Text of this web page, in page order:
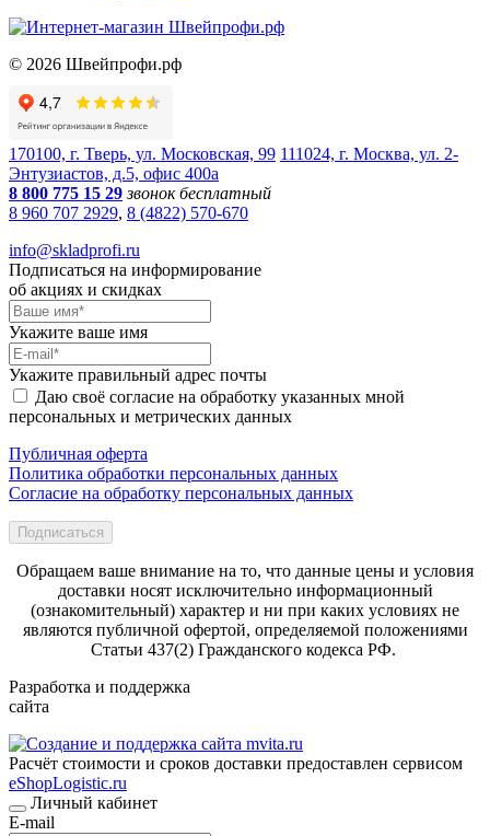
© 2026 Швейпрофи.рф
170100, г. Тверь, ул. Московская, 99 111024, г. Москва, ул. 2-
Энтузиастов, д.5, офис 400а
8 800 775 15 29 звонок бесплатный
8 960 707 2929, 8 (4822) 570-670
info@skladprofi.ru
Подписаться на информирование
об акциях и скидках
Укажите ваше имя
Укажите правильный адрес почты
Даю своё согласие на обработку указанных мной
персональных и метрических данных
Публичная оферта
Политика обработки персональных данных
Согласие на обработку персональных данных
Подписаться
Обращаем ваше внимание на то, что данные цены и условия
доставки носят исключительно информационный
(ознакомительный) характер и ни при каких условиях не
являются публичной офертой, определяемой положениями
Статьи 437(2) Гражданского кодекса РФ.
Разработка и поддержка
сайта
Расчёт стоимости и сроков доставки предоставлен сервисом
eShopLogistic.ru
Личный кабинет
E-mail